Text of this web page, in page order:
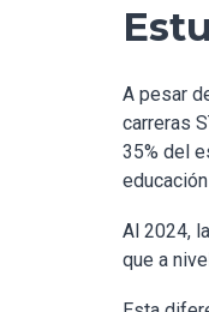
A pesar
carreras
35% del
Al 2024,
que a